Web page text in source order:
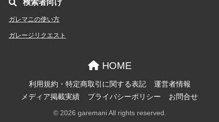
検索者向け
ガレマニの使い方
ガレージリクエスト
HOME
利用規約・特定商取引に関する表記
運営者情報
メディア掲載実績
プライバシーポリシー お問合せ
© 2026 garemani All rights reserved.